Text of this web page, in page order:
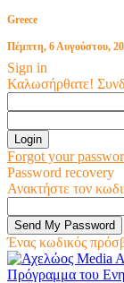
Greece
Πέμπτη, 6 Αυγούστου,
Sign in
Καλωσήρθατε!
Forgot your
Password recovery
Ανακτήστε τον
Ένας κωδικός
Πρόγραμμα του